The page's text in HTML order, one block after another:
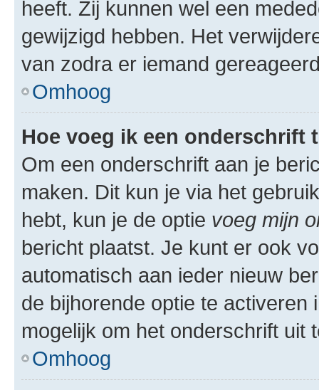
heeft. Zij kunnen wel een
gewijzigd hebben. Het
van zodra er iemand
Omhoog
Hoe voeg ik een onderschrift
Om een onderschrift aan je
maken. Dit kun je via het
hebt, kun je de optie voeg mijn
bericht plaatst. Je kunt er ook
automatisch aan ieder nieuw
de bijhorende optie te
mogelijk om het onderschrift uit
Omhoog